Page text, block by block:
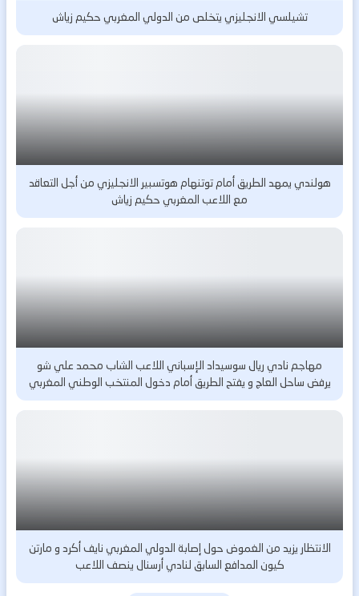
تشيلسي الانجليزي يتخلص من الدولي المغربي حكيم زياش
هولندي يمهد الطريق أمام توتنهام هوتسبير الانجليزي من أجل التعاقد
مع اللاعب المغربي حكيم زياش
مهاجم نادي ريال سوسيداد الإسباني اللاعب الشاب محمد علي شو
يرفض ساحل العاج و يفتح الطريق أمام دخول المنتخب الوطني المغربي
الانتظار يزيد من الغموض حول إصابة الدولي المغربي نايف أكرد و مارتن
كيون المدافع السابق لنادي أرسنال ينصف اللاعب